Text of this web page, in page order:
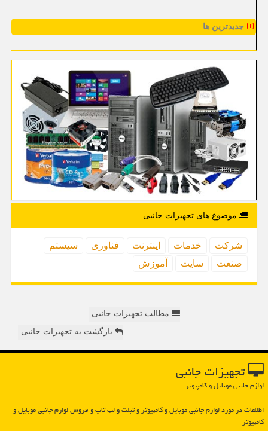
جدیدترین ها
موضوع های تجهیزات جانبی
شركت خدمات اینترنت فناوری
سیستم
صنعت
سایت آموزش
مطالب تجهیزات حانبی
بازگشت به تجهیزات حانبی
تجهیزات جانبی
لوازم جانبی موبایل و کامپیوتر
اطلاعات در مورد لوازم جانبی موبایل و كامپیوتر و تبلت و لپ تاپ و فروش لوازم جانبی موبایل و
كامپیوتر